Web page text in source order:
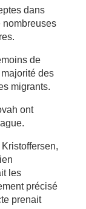
dans
nombreuses
de
des
migrants.
ont
les
précisé
prenait